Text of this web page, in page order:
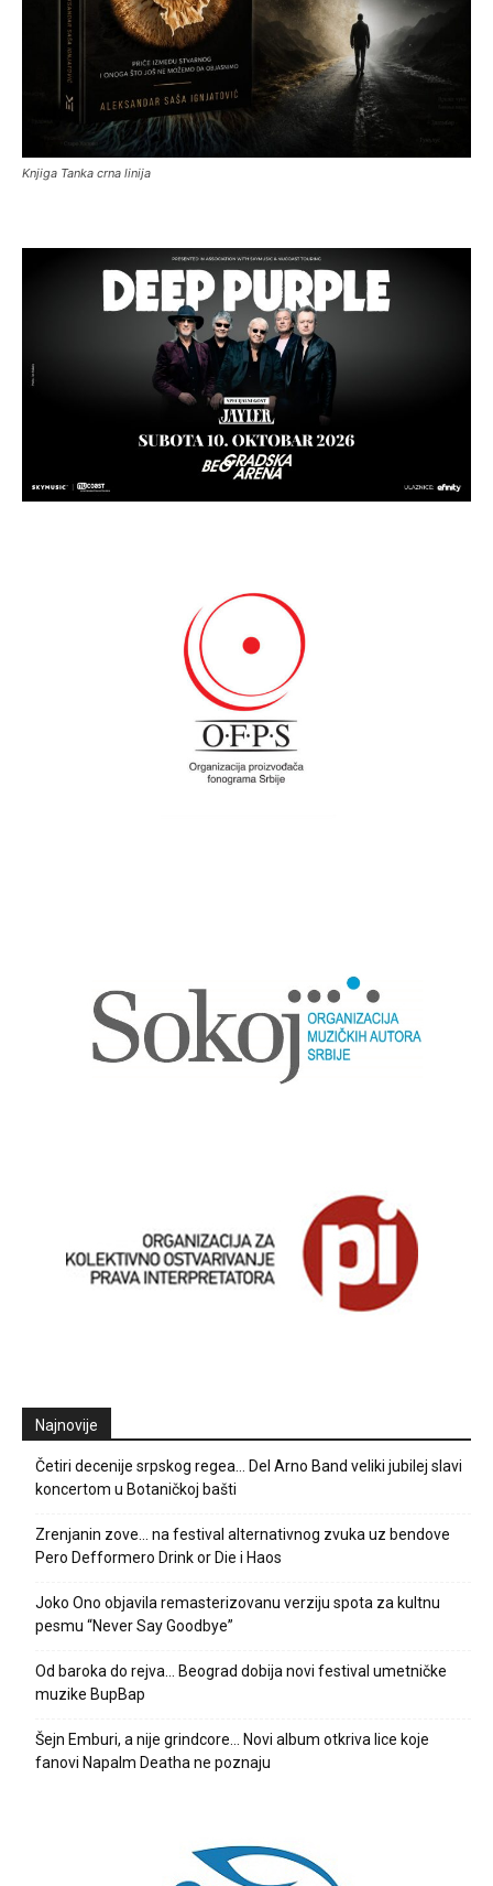
Knjiga Tanka crna linija
Najnovije
Četiri decenije srpskog regea… Del Arno Band veliki jubilej slavi
koncertom u Botaničkoj bašti
Zrenjanin zove… na festival alternativnog zvuka uz bendove
Pero Defformero Drink or Die i Haos
Joko Ono objavila remasterizovanu verziju spota za kultnu
pesmu “Never Say Goodbye”
Od baroka do rejva… Beograd dobija novi festival umetničke
muzike BupBap
Šejn Emburi, a nije grindcore… Novi album otkriva lice koje
fanovi Napalm Deatha ne poznaju